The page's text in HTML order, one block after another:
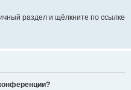
раздел и щёлкните по ссылке